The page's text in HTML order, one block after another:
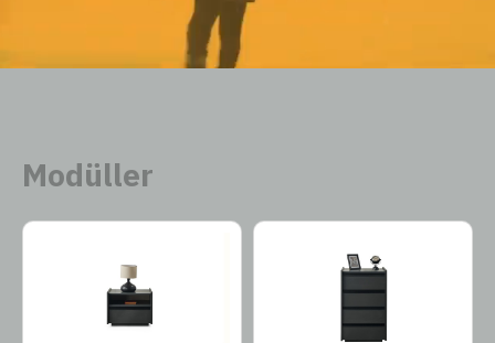
Modüller